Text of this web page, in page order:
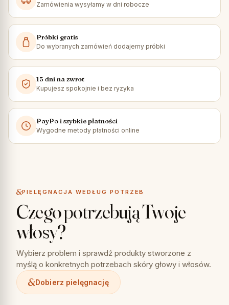
Zamówienia wysyłamy w dni robocze
Próbki gratis
Do wybranych zamówień dodajemy próbki
15 dni na zwrot
Kupujesz spokojnie i bez ryzyka
PayPo i szybkie płatności
Wygodne metody płatności online
PIELĘGNACJA WEDŁUG POTRZEB
Czego potrzebują Twoje
włosy?
Wybierz problem i sprawdź produkty stworzone z
myślą o konkretnych potrzebach skóry głowy i włosów.
Dobierz pielęgnację